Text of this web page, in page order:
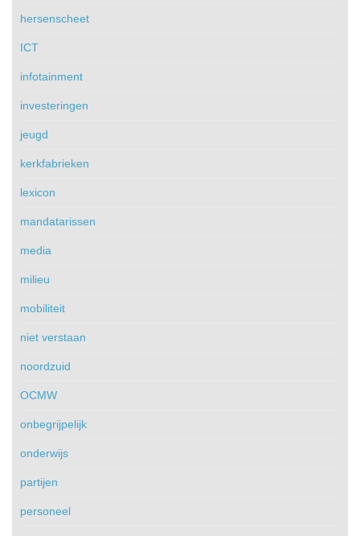
hersenscheet
ICT
infotainment
investeringen
jeugd
kerkfabrieken
lexicon
mandatarissen
media
milieu
mobiliteit
niet verstaan
noordzuid
OCMW
onbegrijpelijk
onderwijs
partijen
personeel